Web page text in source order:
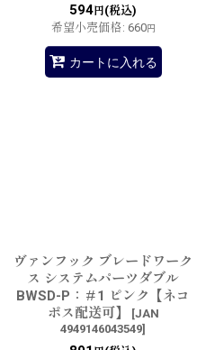
594 円(税込)
希望小売価格: 660円
カートに入れる
ヴァンフック ブレードワーク
ス システムパーツダブル
BWSD-P：＃1 ピンク【ネコ
ポス配送可】
[JAN
4949146043549]